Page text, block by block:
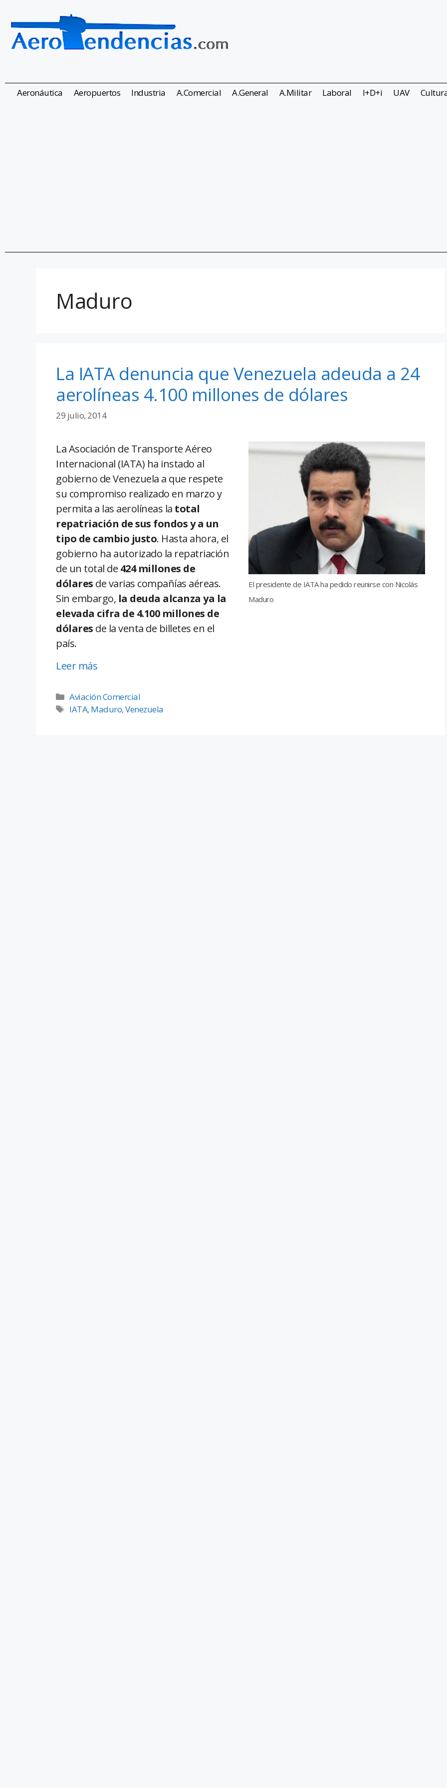
Aeronáutica Aeropuertos Industria A.Comercial A.General A.Militar Laboral I+D+i UAV
Maduro
La IATA denuncia que Venezuela adeuda a 24
aerolíneas 4.100 millones de dólares
29 julio, 2014
El presidente de IATA ha pedido reunirse con Nicolás
Maduro
La Asociación de Transporte Aéreo
Internacional (IATA) ha instado al
gobierno de Venezuela a que respete
su compromiso realizado en marzo y
permita a las aerolíneas la total
repatriación de sus fondos y a un
tipo de cambio justo. Hasta ahora, el
gobierno ha autorizado la repatriación
de un total de 424 millones de
dólares de varias compañías aéreas.
Sin embargo, la deuda alcanza ya la
elevada cifra de 4.100 millones de
dólares de la venta de billetes en el
país.
Leer más
Aviación Comercial
IATA, Maduro,Venezuela